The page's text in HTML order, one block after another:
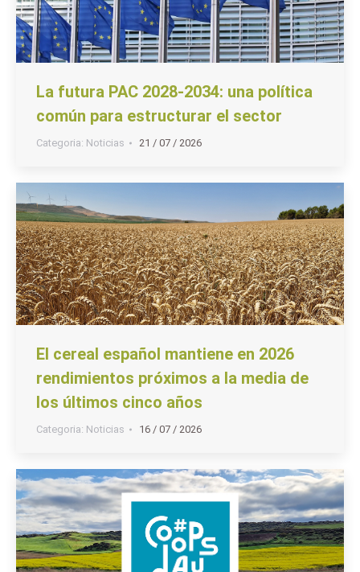
La futura PAC 2028-2034: una política
común para estructurar el sector
Categoria: Noticias 21 / 07 / 2026
El cereal español mantiene en 2026
rendimientos próximos a la media de
los últimos cinco años
Categoria: Noticias 16 / 07 / 2026